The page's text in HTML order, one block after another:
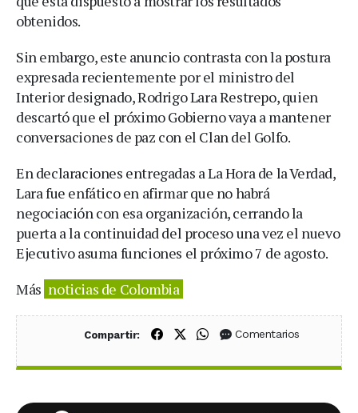
obtenidos.
Sin embargo, este anuncio contrasta con la postura
expresada recientemente por el ministro del
Interior designado, Rodrigo Lara Restrepo, quien
descartó que el próximo Gobierno vaya a mantener
conversaciones de paz con el Clan del Golfo.
En declaraciones entregadas a La Hora de la Verdad,
Lara fue enfático en afirmar que no habrá
negociación con esa organización, cerrando la
puerta a la continuidad del proceso una vez el nuevo
Ejecutivo asuma funciones el próximo 7 de agosto.
Más noticias de Colombia
Compartir: Compartir en Facebook
Compartir en X (Twitter)
Compartir en WhatsApp
Comentarios